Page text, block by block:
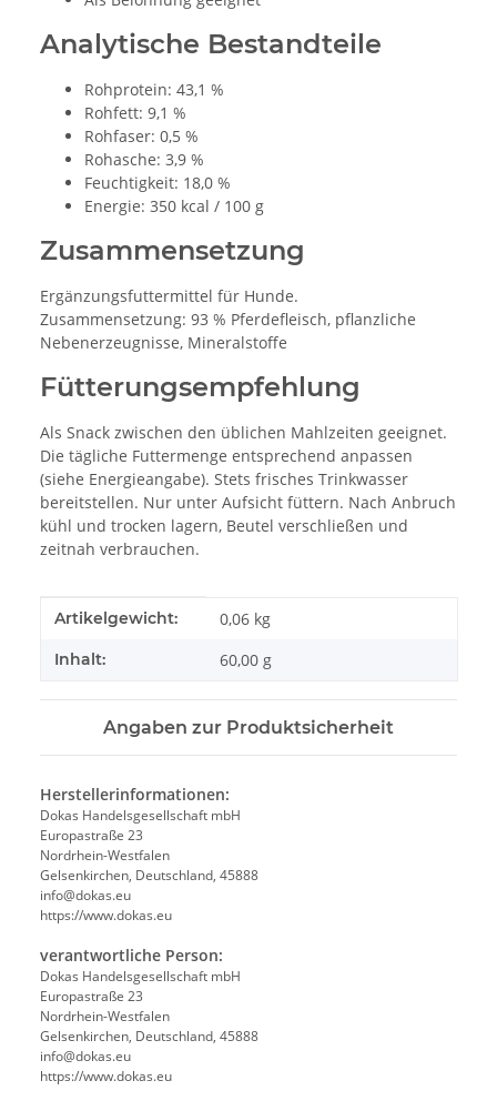
Analytische Bestandteile
Rohprotein: 43,1 %
Rohfett: 9,1 %
Rohfaser: 0,5 %
Rohasche: 3,9 %
Feuchtigkeit: 18,0 %
Energie: 350 kcal / 100 g
Zusammensetzung
Ergänzungsfuttermittel für Hunde.
Zusammensetzung: 93 % Pferdefleisch, pflanzliche
Nebenerzeugnisse, Mineralstoffe
Fütterungsempfehlung
Als Snack zwischen den üblichen Mahlzeiten geeignet.
Die tägliche Futtermenge entsprechend anpassen
(siehe Energieangabe). Stets frisches Trinkwasser
bereitstellen. Nur unter Aufsicht füttern. Nach Anbruch
kühl und trocken lagern, Beutel verschließen und
zeitnah verbrauchen.
Produkteigenschaft
Wert
Artikelgewicht: 0,06 kg
Inhalt: 60,00 g
Angaben zur Produktsicherheit
Herstellerinformationen:
Dokas Handelsgesellschaft mbH
Europastraße 23
Nordrhein-Westfalen
Gelsenkirchen, Deutschland, 45888
info@dokas.eu
https://www.dokas.eu
verantwortliche Person:
Dokas Handelsgesellschaft mbH
Europastraße 23
Nordrhein-Westfalen
Gelsenkirchen, Deutschland, 45888
info@dokas.eu
https://www.dokas.eu